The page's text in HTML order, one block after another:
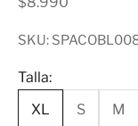
SKU:
Talla:
XL
S M